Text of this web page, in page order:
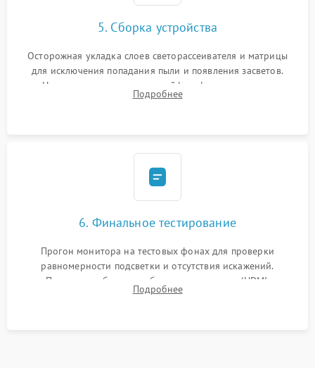
5. Сборка устройства
Осторожная укладка слоев светорассеивателя и матрицы
для исключения попадания пыли и появления засветов.
Надежное подключение шлейфов, фиксация плат и
аккуратное защелкивание пластикового корпуса монитора.
Подробнее
6. Финальное тестирование
Прогон монитора на тестовых фонах для проверки
равномерности подсветки и отсутствия искажений.
Проверка работоспособности всех портов (HDMI,
DisplayPort, VGA) и кнопок управления под нагрузкой в
Подробнее